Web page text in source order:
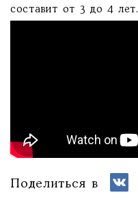
составит от 3 до 4 лет.
Поделиться в